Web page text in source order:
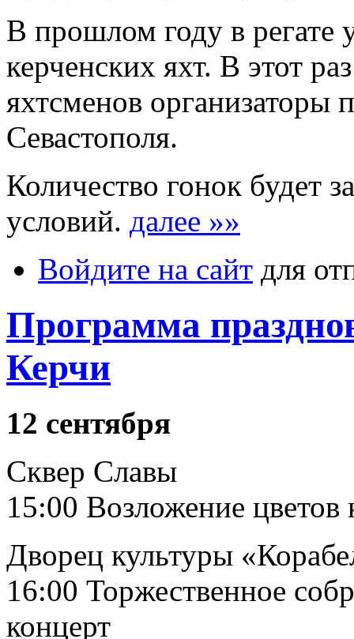
В прошлом году в регате
керченских яхт. В этот
яхтсменов организаторы
Севастополя.
Количество гонок будет
условий. далее »»
Войдите на сайт для
Программа
Керчи
12 сентября
Сквер Славы
15:00 Возложение
Дворец культуры
16:00 Торжественное
концерт